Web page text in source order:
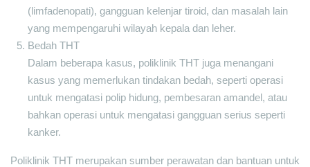
(limfadenopati), gangguan kelenjar tiroid, dan masalah lain
yang mempengaruhi wilayah kepala dan leher.
Bedah THT
Dalam beberapa kasus, poliklinik THT juga menangani
kasus yang memerlukan tindakan bedah, seperti operasi
untuk mengatasi polip hidung, pembesaran amandel, atau
bahkan operasi untuk mengatasi gangguan serius seperti
kanker.
Poliklinik THT merupakan sumber perawatan dan bantuan untuk